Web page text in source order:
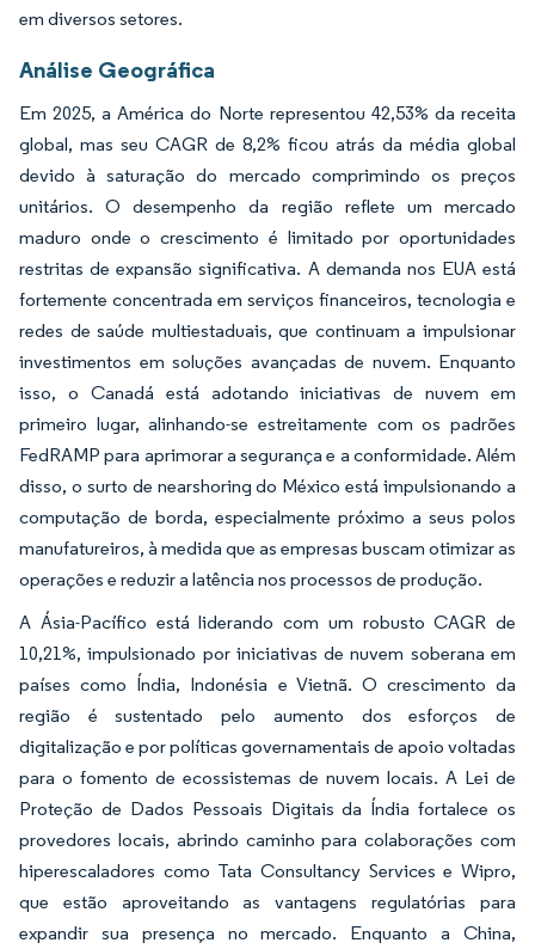
em diversos setores.
Análise Geográfica
Em 2025, a América do Norte representou 42,53% da receita
global, mas seu CAGR de 8,2% ficou atrás da média global
devido à saturação do mercado comprimindo os preços
unitários. O desempenho da região reflete um mercado
maduro onde o crescimento é limitado por oportunidades
restritas de expansão significativa. A demanda nos EUA está
fortemente concentrada em serviços financeiros, tecnologia e
redes de saúde multiestaduais, que continuam a impulsionar
investimentos em soluções avançadas de nuvem. Enquanto
isso, o Canadá está adotando iniciativas de nuvem em
primeiro lugar, alinhando-se estreitamente com os padrões
FedRAMP para aprimorar a segurança e a conformidade. Além
disso, o surto de nearshoring do México está impulsionando a
computação de borda, especialmente próximo a seus polos
manufatureiros, à medida que as empresas buscam otimizar as
operações e reduzir a latência nos processos de produção.
A Ásia-Pacífico está liderando com um robusto CAGR de
10,21%, impulsionado por iniciativas de nuvem soberana em
países como Índia, Indonésia e Vietnã. O crescimento da
região é sustentado pelo aumento dos esforços de
digitalização e por políticas governamentais de apoio voltadas
para o fomento de ecossistemas de nuvem locais. A Lei de
Proteção de Dados Pessoais Digitais da Índia fortalece os
provedores locais, abrindo caminho para colaborações com
hiperescaladores como Tata Consultancy Services e Wipro,
que estão aproveitando as vantagens regulatórias para
expandir sua presença no mercado. Enquanto a China,